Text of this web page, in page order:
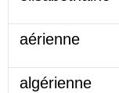
aérienne
algérienne